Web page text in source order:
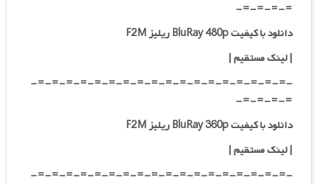
=-=-=-=-
دانلود با کیفیت BluRay 480p ریلیز F2M
| لینک مستقیم|
-=-=-=-=-=-=-=-=-=-=-=-=-=-=-=-=-=-=-
=-=-=-=-
دانلود با کیفیت BluRay 360p ریلیز F2M
| لینک مستقیم|
-=-=-=-=-=-=-=-=-=-=-=-=-=-=-=-=-=-=-